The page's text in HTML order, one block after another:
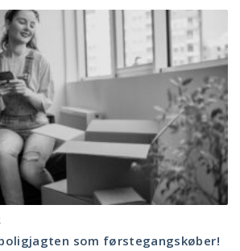
som førstegangskøber!